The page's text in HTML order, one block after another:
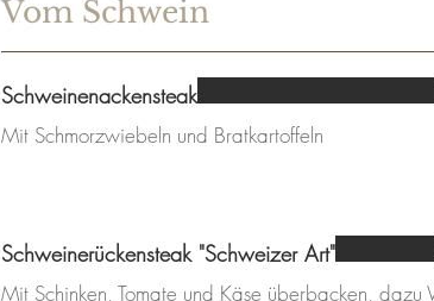
Vom Schwein
Schweinenackensteak
Mit Schmorzwiebeln und Bratkartoffeln
Schweinerückensteak "Schweizer Art"
Mit Schinken, Tomate und Käse überbacken, dazu